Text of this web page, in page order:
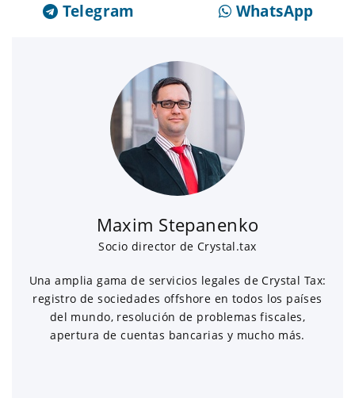
Telegram WhatsApp
Maxim Stepanenko
Socio director de Crystal.tax
Una amplia gama de servicios legales de Crystal Tax:
registro de sociedades offshore en todos los países
del mundo, resolución de problemas fiscales,
apertura de cuentas bancarias y mucho más.